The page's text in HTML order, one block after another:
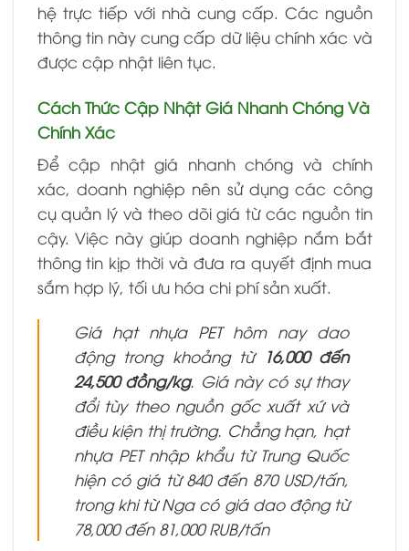
hệ trực tiếp với nhà cung cấp. Các nguồn
thông tin này cung cấp dữ liệu chính xác và
được cập nhật liên tục.
Cách Thức Cập Nhật Giá Nhanh Chóng Và
Chính Xác
Để cập nhật giá nhanh chóng và chính
xác, doanh nghiệp nên sử dụng các công
cụ quản lý và theo dõi giá từ các nguồn tin
cậy. Việc này giúp doanh nghiệp nắm bắt
thông tin kịp thời và đưa ra quyết định mua
sắm hợp lý, tối ưu hóa chi phí sản xuất.
Giá hạt nhựa PET hôm nay dao
động trong khoảng từ 16,000 đến
24,500 đồng/kg. Giá này có sự thay
đổi tùy theo nguồn gốc xuất xứ và
điều kiện thị trường. Chẳng hạn, hạt
nhựa PET nhập khẩu từ Trung Quốc
hiện có giá từ 840 đến 870 USD/tấn,
trong khi từ Nga có giá dao động từ
78,000 đến 81,000 RUB/tấn